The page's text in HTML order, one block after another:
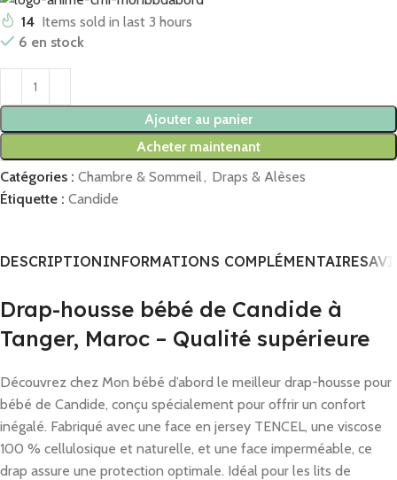
14 Items sold in last 3 hours
6 en stock
Ajouter au panier
Acheter maintenant
Catégories : Chambre & Sommeil , Draps & Alèses
Étiquette : Candide
DESCRIPTIONINFORMATIONS COMPLÉMENTAIRES
Drap-housse bébé de Candide à
Tanger, Maroc – Qualité supérieure
Découvrez chez Mon bébé d’abord le meilleur drap-housse pour
bébé de Candide, conçu spécialement pour offrir un confort
inégalé. Fabriqué avec une face en jersey TENCEL, une viscose
100 % cellulosique et naturelle, et une face imperméable, ce
drap assure une protection optimale. Idéal pour les lits de